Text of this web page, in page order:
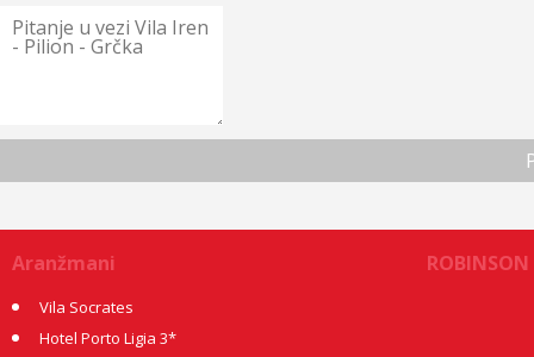
Aranžmani
Vila Socrates
Hotel Porto Ligia 3*
ROBINSON